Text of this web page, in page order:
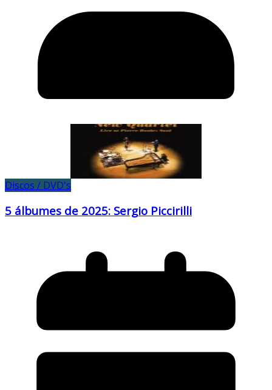
Discos / DVD's
5 álbumes de 2025: Sergio Piccirilli